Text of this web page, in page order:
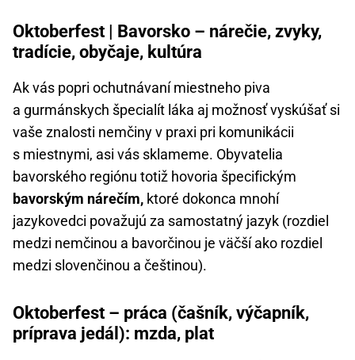
Oktoberfest | Bavorsko – nárečie, zvyky,
tradície, obyčaje, kultúra
Ak vás popri ochutnávaní miestneho piva
a gurmánskych špecialít láka aj možnosť vyskúšať si
vaše znalosti nemčiny v praxi pri komunikácii
s miestnymi, asi vás sklameme. Obyvatelia
bavorského regiónu totiž hovoria špecifickým
bavorským nárečím, ktoré dokonca mnohí
jazykovedci považujú za samostatný jazyk (rozdiel
medzi nemčinou a bavorčinou je väčší ako rozdiel
medzi slovenčinou a češtinou).
Oktoberfest – práca (čašník, výčapník,
príprava jedál): mzda, plat